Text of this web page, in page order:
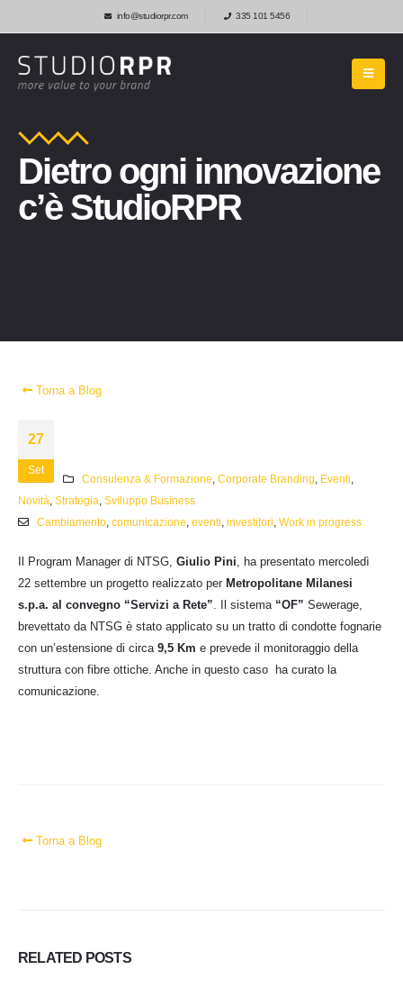
info@studiorpr.com 335 101 5456
Dietro ogni innovazione
c’è StudioRPR
Torna a Blog
27
Set
Consulenza & Formazione Corporate Branding Eventi
Novità Strategia Sviluppo Business
Cambiamento, comunicazione eventi investitori Work in progress
Il Program Manager di NTSG, Giulio Pini , ha presentato mercoledì
22 settembre un progetto realizzato per Metropolitane Milanesi
s.p.a. al convegno “Servizi a Rete” . Il sistema “OF” Sewerage,
brevettato da NTSG è stato applicato su un tratto di condotte fognarie
con un’estensione di circa 9,5 Km e prevede il monitoraggio della
struttura con fibre ottiche. Anche in questo caso ha curato la
comunicazione.
Torna a Blog
RELATED POSTS